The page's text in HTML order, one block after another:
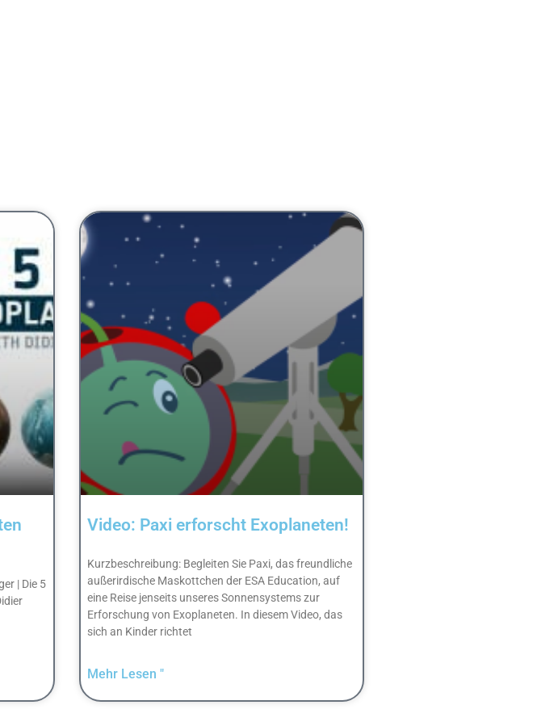
| Die 5
Video: Paxi erforscht Exoplaneten!
Kurzbeschreibung: Begleiten Sie Paxi, das freundliche
außerirdische Maskottchen der ESA Education, auf
eine Reise jenseits unseres Sonnensystems zur
Erforschung von Exoplaneten. In diesem Video, das
sich an Kinder richtet
Mehr Lesen "